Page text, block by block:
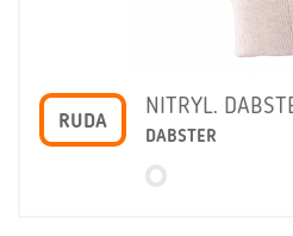
RUDA
NITRYL.
DABSTER